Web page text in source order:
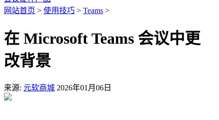
网站首页 > 使用技巧 > Teams >
在 Microsoft Teams 会议中更
改背景
来源: 元软商城 2026年01月06日